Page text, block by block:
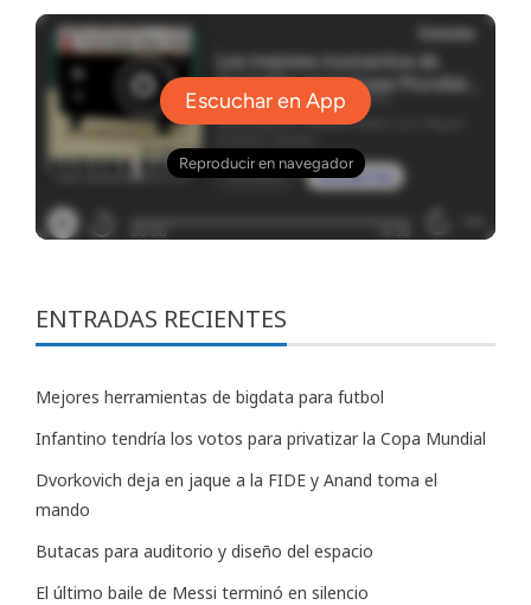
ENTRADAS RECIENTES
Mejores herramientas de bigdata para futbol
Infantino tendría los votos para privatizar la Copa Mundial
Dvorkovich deja en jaque a la FIDE y Anand toma el
mando
Butacas para auditorio y diseño del espacio
El último baile de Messi terminó en silencio